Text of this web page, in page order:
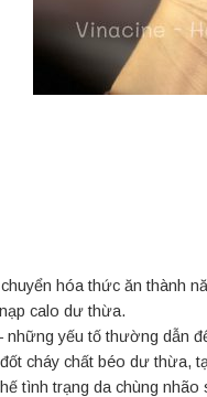
hóa thức ăn thành
calo dư thừa.
những yếu tố thường dẫn
cháy chất béo dư thừa,
tình trạng da chùng nhão